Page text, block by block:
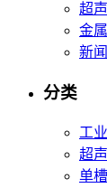
超
金
新
分类
工
超
单